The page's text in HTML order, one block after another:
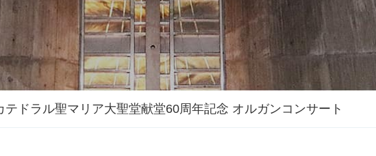
テドラル聖マリア大聖堂献堂60周年記念 オルガンコンサート